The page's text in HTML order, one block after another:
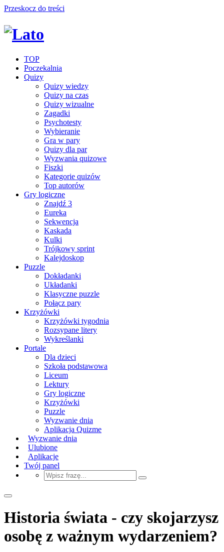
Przeskocz do treści
TOP
Poczekalnia
Quizy
Quizy wiedzy
Quizy na czas
Quizy wizualne
Zagadki
Psychotesty
Wybieranie
Gra w pary
Quizy dla par
Wyzwania quizowe
Fiszki
Kategorie quizów
Top autorów
Gry logiczne
Znajdź 3
Eureka
Sekwencja
Kaskada
Kulki
Trójkowy sprint
Kalejdoskop
Puzzle
Dokładanki
Układanki
Klasyczne puzzle
Połącz pary
Krzyżówki
Krzyżówki tygodnia
Rozsypane litery
Wykreślanki
Portale
Dla dzieci
Szkoła podstawowa
Liceum
Lektury
Gry logiczne
Krzyżówki
Puzzle
Wyzwanie dnia
Aplikacja Quizme
Wyzwanie dnia
Ulubione
Aplikacje
Twój panel
Historia świata - czy skojarzysz
osobę z ważnym wydarzeniem?